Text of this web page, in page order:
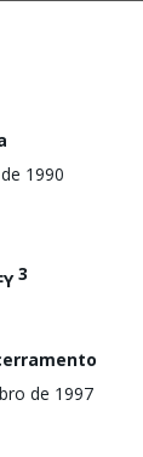
1990
3
de 1997